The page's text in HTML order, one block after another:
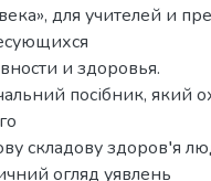
для учителей и
и здоровья.
посібник, який
складову здоров′я
огляд уявлень